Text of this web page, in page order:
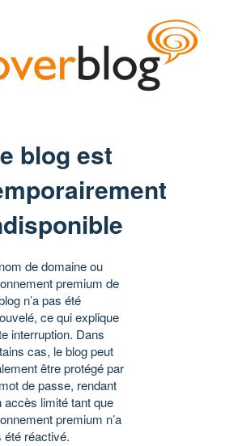
blog est
de domaine ou
premium de
n’a pas été
ce qui explique
interruption. Dans
cas, le blog peut
être protégé par
de passe, rendant
accès limité tant que
premium n’a
été réactivé.